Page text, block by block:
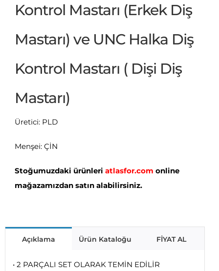
Kontrol Mastarı (Erkek Diş
Mastarı) ve UNC Halka Diş
Kontrol Mastarı ( Dişi Diş
Mastarı)
Üretici: PLD
Menşei: ÇİN
Stoğumuzdaki ürünleri atlasfor.com online
mağazamızdan satın alabilirsiniz.
Açıklama Ürün Kataloğu FİYAT AL
• 2 PARÇALI SET OLARAK TEMİN EDİLİR